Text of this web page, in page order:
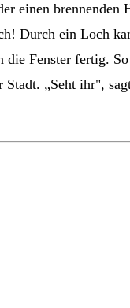
einen brennenden
Durch ein Loch
Fenster fertig.
„Seht ihr",